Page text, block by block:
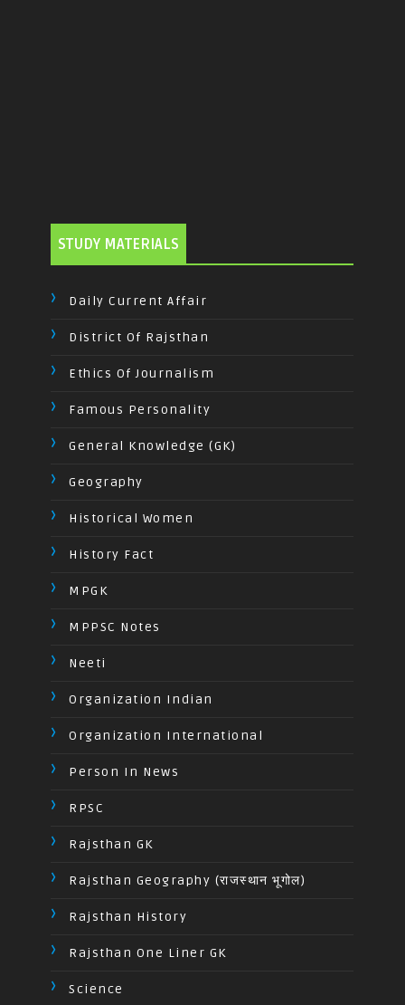
STUDY MATERIALS
Daily Current Affair
District Of Rajsthan
Ethics Of Journalism
Famous Personality
General Knowledge (GK)
Geography
Historical Women
History Fact
MPGK
MPPSC Notes
Neeti
Organization Indian
Organization International
Person In News
RPSC
Rajsthan GK
Rajsthan Geography (राजस्थान भूगोल)
Rajsthan History
Rajsthan One Liner GK
Science